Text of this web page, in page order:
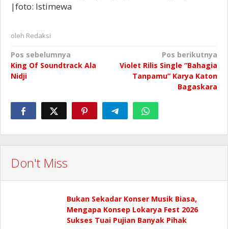
|foto: Istimewa
oleh Redaksi
Navigasi
pos
Pos sebelumnya
King Of Soundtrack Ala
Nidji
Pos berikutnya
Violet Rilis Single “Bahagia
Tanpamu” Karya Katon
Bagaskara
Don't Miss
Bukan Sekadar Konser Musik Biasa,
Mengapa Konsep Lokarya Fest 2026
Sukses Tuai Pujian Banyak Pihak